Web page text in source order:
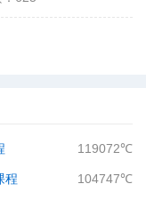
119072℃
程 104747℃